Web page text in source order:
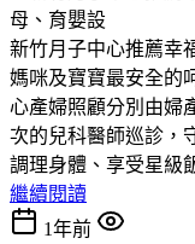
新竹月子中心推薦幸
媽咪及寶寶最安全的
心產婦照顧分別由婦
次的兒科醫師巡診，
調理身體、享受星級
繼續閱讀
1年前